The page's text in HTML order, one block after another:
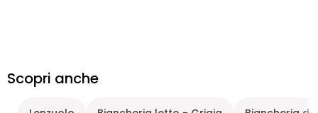
Scopri anche